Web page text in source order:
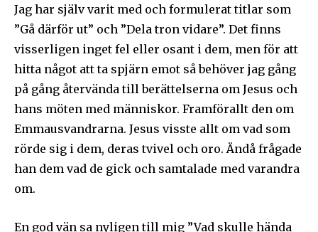
Jag har själv varit med och formulerat titlar som
”Gå därför ut” och ”Dela tron vidare”. Det finns
visserligen inget fel eller osant i dem, men för att
hitta något att ta spjärn emot så behöver jag gång
på gång återvända till berättelserna om Jesus och
hans möten med människor. Framförallt den om
Emmausvandrarna. Jesus visste allt om vad som
rörde sig i dem, deras tvivel och oro. Ändå frågade
han dem vad de gick och samtalade med varandra
om.
En god vän sa nyligen till mig ”Vad skulle hända